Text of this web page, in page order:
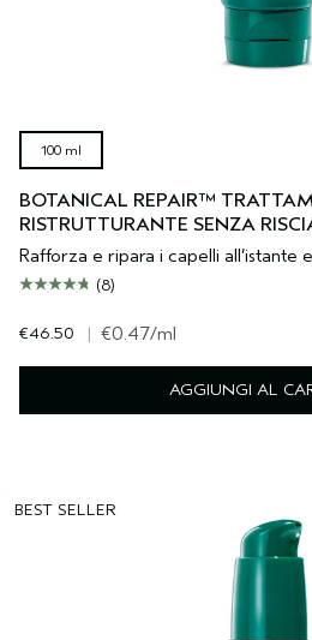
100 ml
BOTANICAL REPAIR™
RISTRUTTURANTE SENZA
Rafforza e ripara i capelli all’istante
(8)
€46.50 | €0.47/ml
AGGIUNGI AL
BEST SELLER